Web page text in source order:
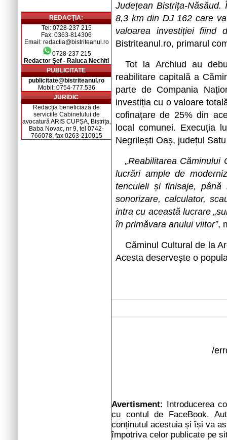
REDACȚIA:
Tel: 0728-237 215
Fax: 0363-814306
Email: redactia@bistriteanul.ro
0728-237 215
Redactor Șef - Raluca Nechiti
PUBLICITATE
publicitate@bistriteanul.ro
Mobil: 0754-777.536
JURIDIC
Redacția beneficiază de
serviciile Cabinetului de
avocatură ARIS CUPȘA, Bistrița,
Baba Novac, nr 9, tel 0742-
766078, fax 0263-210015
Județean Bistrița-
8,3 km din DJ 162 care
valoarea investiției fiind
Bistriteanul.ro, primarul
Tot la Archiud au
reabilitare capitală a
parte de Compania
investiția cu o valoare
cofinațare de 25% din
local comunei. Execuția
Negrilești Oaș, județul
„Reabilitarea Căminului
lucrări ample de
tencuieli și finisaje, până
sonorizare, calculator,
intra cu această lucrare
în primăvara anului viitor”,
Căminul Cultural de la
Acesta deservește o
/
Avertisment: Introducerea
cu contul de FaceBook.
conținutul acestuia și își va
împotriva celor publicate pe